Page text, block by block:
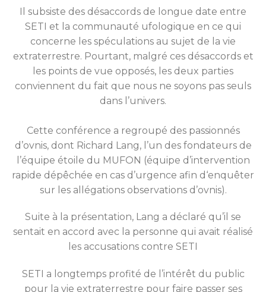
Il subsiste des désaccords de longue date entre
SETI et la communauté ufologique en ce qui
concerne les spéculations au sujet de la vie
extraterrestre. Pourtant, malgré ces désaccords et
les points de vue opposés, les deux parties
conviennent du fait que nous ne soyons pas seuls
dans l’univers.
Cette conférence a regroupé des passionnés
d’ovnis, dont Richard Lang, l’un des fondateurs de
l’équipe étoile du MUFON (équipe d’intervention
rapide dépêchée en cas d’urgence afin d‘enquêter
sur les allégations observations d’ovnis).
Suite à la présentation, Lang a déclaré qu’il se
sentait en accord avec la personne qui avait réalisé
les accusations contre SETI
SETI a longtemps profité de l’intérêt du public
pour la vie extraterrestre pour faire passer ses